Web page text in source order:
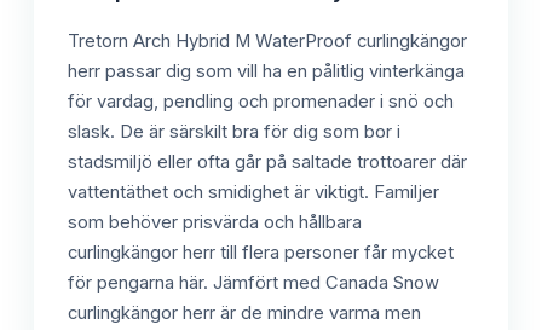
Tretorn Arch Hybrid M WaterProof curlingkängor
herr passar dig som vill ha en pålitlig vinterkänga
för vardag, pendling och promenader i snö och
slask. De är särskilt bra för dig som bor i
stadsmiljö eller ofta går på saltade trottoarer där
vattentäthet och smidighet är viktigt. Familjer
som behöver prisvärda och hållbara
curlingkängor herr till flera personer får mycket
för pengarna här. Jämfört med Canada Snow
curlingkängor herr är de mindre varma men